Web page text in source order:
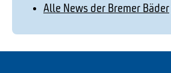
Alle News der Bremer Bäder